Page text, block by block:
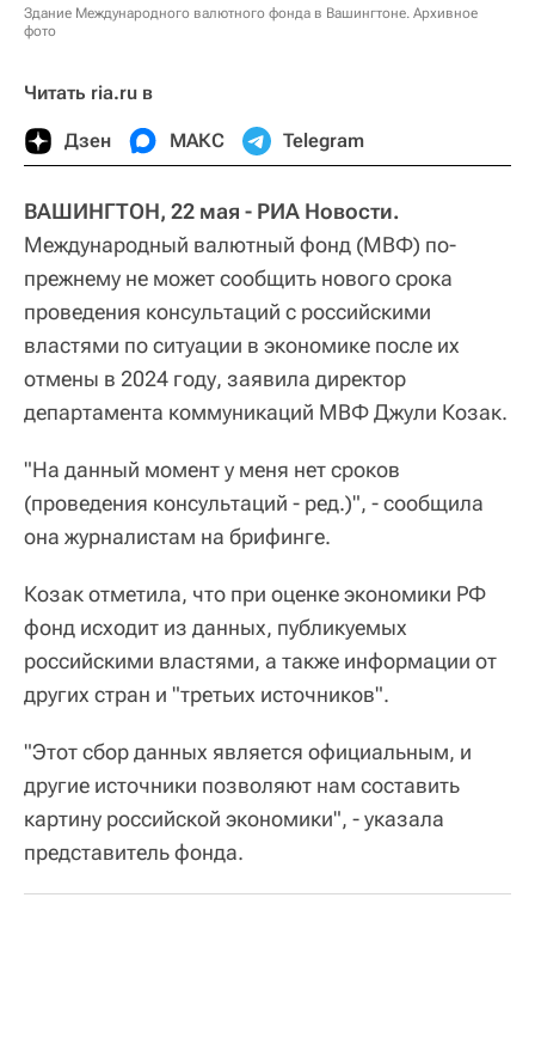
Здание Международного валютного фонда в Вашингтоне. Архивное
фото
Читать ria.ru в
Дзен МАКС Telegram
ВАШИНГТОН, 22 мая - РИА Новости.
Международный валютный фонд (МВФ) по-
прежнему не может сообщить нового срока
проведения консультаций с российскими
властями по ситуации в экономике после их
отмены в 2024 году, заявила директор
департамента коммуникаций МВФ Джули Козак.
"На данный момент у меня нет сроков
(проведения консультаций - ред.)", - сообщила
она журналистам на брифинге.
Козак отметила, что при оценке экономики РФ
фонд исходит из данных, публикуемых
российскими властями, а также информации от
других стран и "третьих источников".
"Этот сбор данных является официальным, и
другие источники позволяют нам составить
картину российской экономики", - указала
представитель фонда.